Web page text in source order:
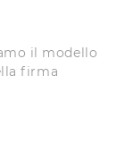
il modello
firma